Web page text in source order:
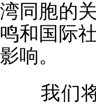
湾同胞的
鸣和国际
影响。
我们将